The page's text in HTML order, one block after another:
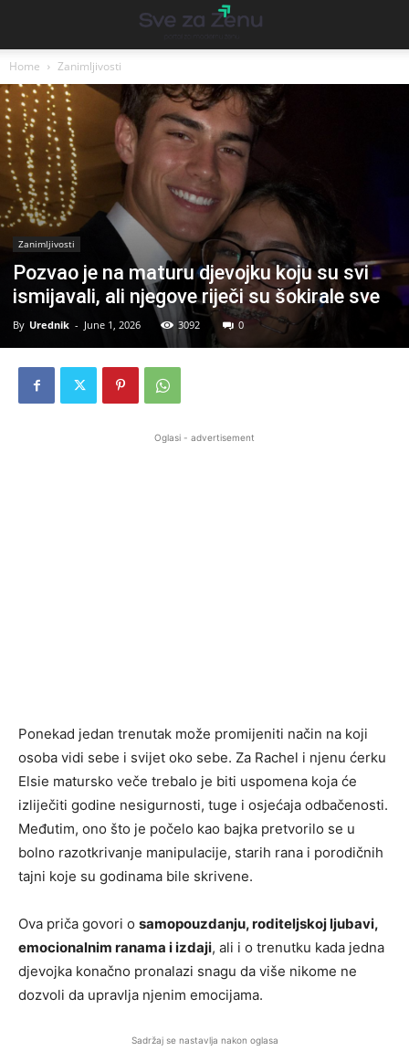
Home Zanimljivosti
Zanimljivosti
Pozvao je na maturu djevojku koju su svi
ismijavali, ali njegove riječi su šokirale sve
By Urednik - June 1, 2026 3092 0
Oglasi - advertisement
Ponekad jedan trenutak može promijeniti način na koji
osoba vidi sebe i svijet oko sebe. Za Rachel i njenu ćerku
Elsie matursko veče trebalo je biti uspomena koja će
izliječiti godine nesigurnosti, tuge i osjećaja odbačenosti.
Međutim, ono što je počelo kao bajka pretvorilo se u
bolno razotkrivanje manipulacije, starih rana i porodičnih
tajni koje su godinama bile skrivene.
Ova priča govori o samopouzdanju, roditeljskoj ljubavi,
emocionalnim ranama i izdaji, ali i o trenutku kada jedna
djevojka konačno pronalazi snagu da više nikome ne
dozvoli da upravlja njenim emocijama.
Sadržaj se nastavlja nakon oglasa